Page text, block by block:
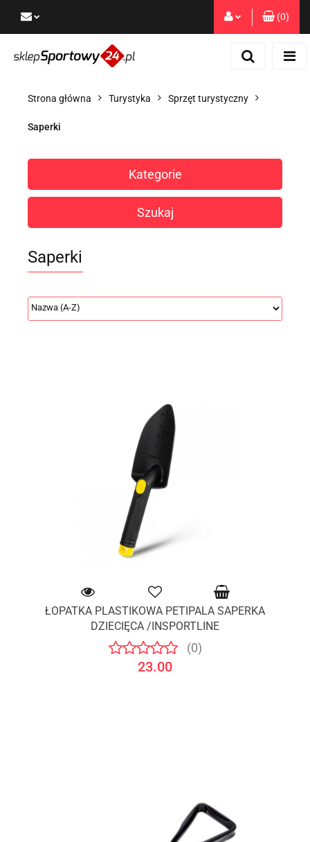
Dodaj zgłoszenie
(0)
Strona główna Turystyka Sprzęt turystyczny
Saperki
Kategorie
Szukaj
Saperki
ŁOPATKA PLASTIKOWA PETIPALA SAPERKA
DZIECIĘCA /INSPORTLINE
(0)
23.00